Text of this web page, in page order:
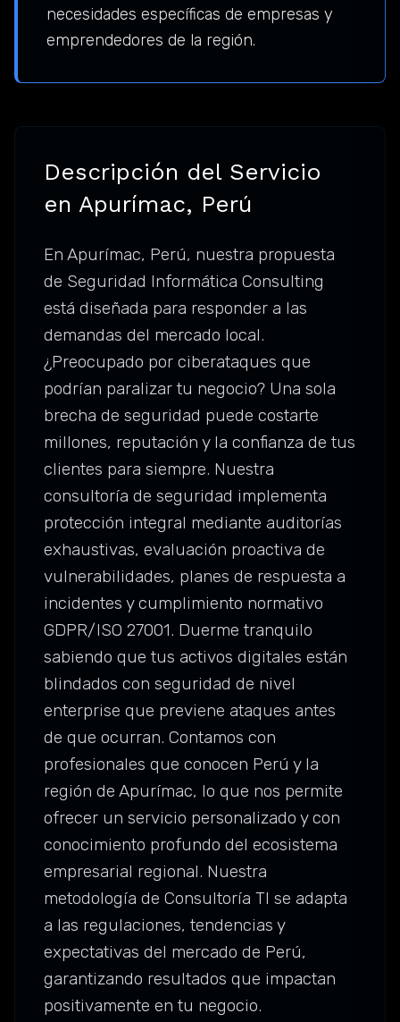
necesidades específicas de empresas y
emprendedores de la región.
Descripción del Servicio
en Apurímac, Perú
En Apurímac, Perú, nuestra propuesta
de Seguridad Informática Consulting
está diseñada para responder a las
demandas del mercado local.
¿Preocupado por ciberataques que
podrían paralizar tu negocio? Una sola
brecha de seguridad puede costarte
millones, reputación y la confianza de tus
clientes para siempre. Nuestra
consultoría de seguridad implementa
protección integral mediante auditorías
exhaustivas, evaluación proactiva de
vulnerabilidades, planes de respuesta a
incidentes y cumplimiento normativo
GDPR/ISO 27001. Duerme tranquilo
sabiendo que tus activos digitales están
blindados con seguridad de nivel
enterprise que previene ataques antes
de que ocurran. Contamos con
profesionales que conocen Perú y la
región de Apurímac, lo que nos permite
ofrecer un servicio personalizado y con
conocimiento profundo del ecosistema
empresarial regional. Nuestra
metodología de Consultoría TI se adapta
a las regulaciones, tendencias y
expectativas del mercado de Perú,
garantizando resultados que impactan
positivamente en tu negocio.